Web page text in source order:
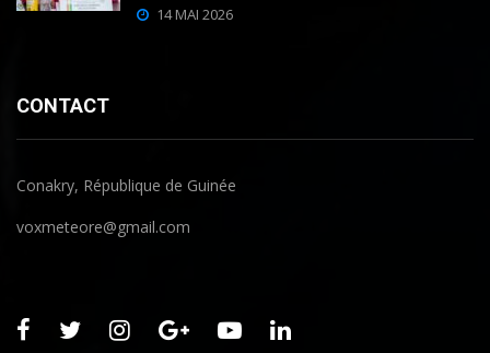
14 MAI 2026
CONTACT
Conakry, République de Guinée
voxmeteore@gmail.com